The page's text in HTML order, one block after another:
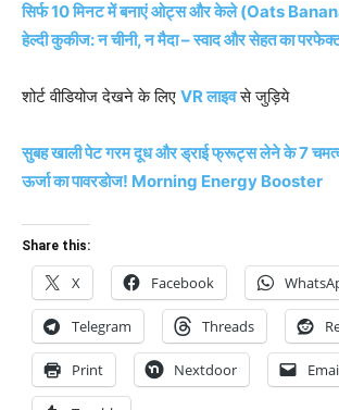
सिर्फ 10 मिनट में बनाएं ओट्स और केले (Oats
हेल्दी कुकीज: न चीनी, न मैदा – स्वाद और सेहत का परफेक्ट
शोर्ट वीडियोज देखने के लिए VR लाइवसे जुड़िये
सुबह खाली पेट गरम दूध और ड्राई फ्रूट्स लेने के 7
ऊर्जा का पावरडोज! Morning Energy Booster
Share this:
X Facebook
Telegram Threads
Print Nextdoor